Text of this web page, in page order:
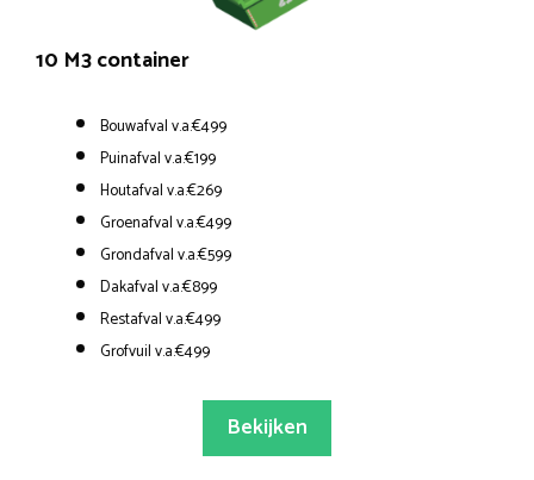
10 M3 container
Bouwafval v.a.€499
Puinafval v.a.€199
Houtafval v.a.€269
Groenafval v.a.€499
Grondafval v.a.€599
Dakafval v.a.€899
Restafval v.a.€499
Grofvuil v.a.€499
Bekijken